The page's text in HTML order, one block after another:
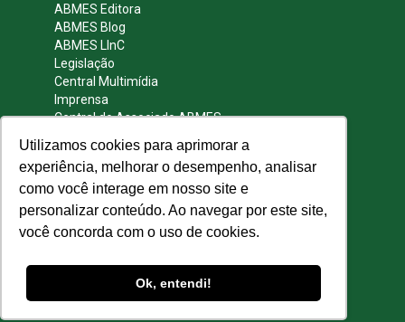
Utilizamos cookies para aprimorar a
experiência, melhorar o desempenho, analisar
como você interage em nosso site e
personalizar conteúdo. Ao navegar por este site,
você concorda com o uso de cookies.
Ok, entendi!
ABMES Editora
ABMES Blog
ABMES LInC
Legislação
Central Multimídia
Imprensa
Central do Associado ABMES
REDES SOCIAIS
reservados.